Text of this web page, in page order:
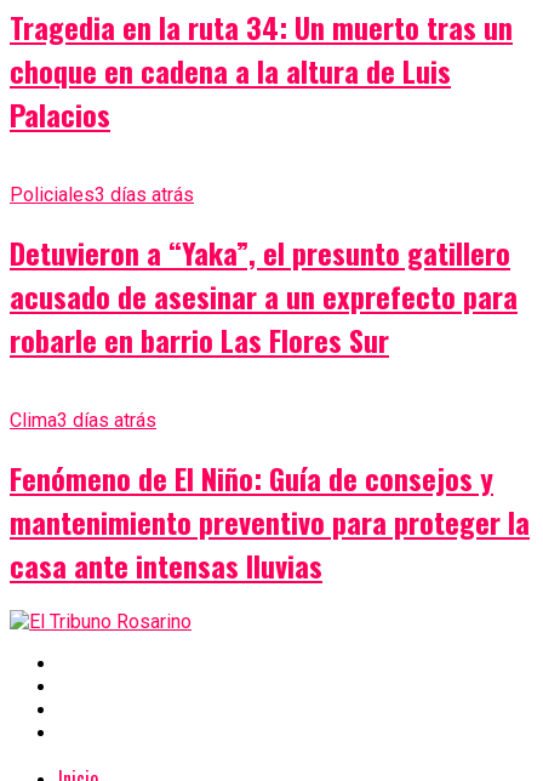
Tragedia en la ruta 34: Un muerto tras un
choque en cadena a la altura de Luis
Palacios
Policiales3 días atrás
Detuvieron a “Yaka”, el presunto gatillero
acusado de asesinar a un exprefecto para
robarle en barrio Las Flores Sur
Clima3 días atrás
Fenómeno de El Niño: Guía de consejos y
mantenimiento preventivo para proteger la
casa ante intensas lluvias